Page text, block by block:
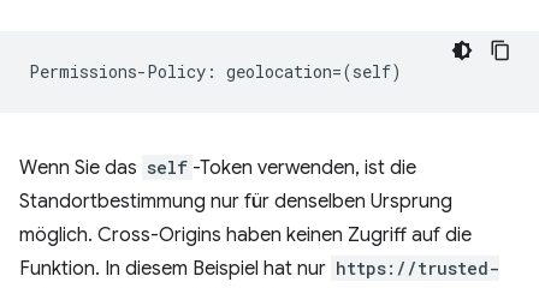
Wenn Sie das self -Token verwenden, ist die
Standortbestimmung nur für denselben Ursprung
möglich. Cross-Origins haben keinen Zugriff auf die
Funktion. In diesem Beispiel hat nur https://trusted-